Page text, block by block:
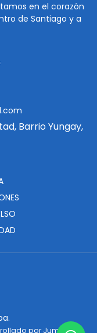
en el corazón
de Santiago y a
Barrio Yungay,
por Jumpseller.